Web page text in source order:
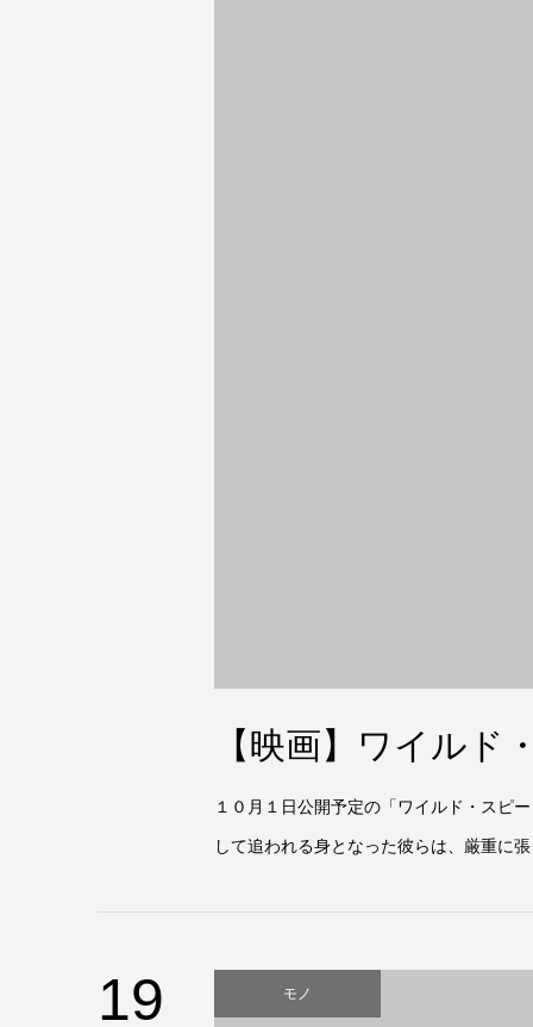
【映画】ワイルド
１０月１日公開予定の「ワイルド・スピ
して追われる身となった彼らは、厳重に
19 モノ